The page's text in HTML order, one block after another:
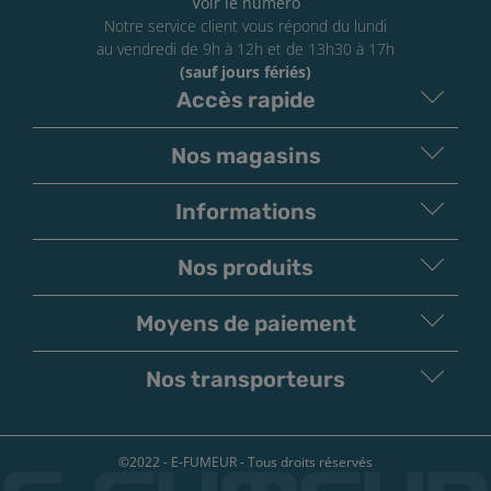
Notre service client vous répond du lundi
au vendredi de 9h à 12h et de 13h30 à 17h
(sauf jours fériés)
Accès rapide
Nos magasins
Informations
Nos produits
Moyens de paiement
Nos transporteurs
©2022 - E-FUMEUR - Tous droits réservés